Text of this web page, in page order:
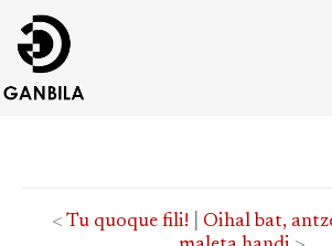
< Tu quoque fili!
Oihal bat,